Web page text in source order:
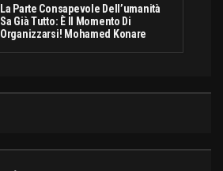
La Parte Consapevole Dell’umanità
Sa Già Tutto: È Il Momento Di
Organizzarsi! Mohamed Konare